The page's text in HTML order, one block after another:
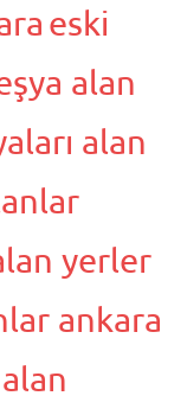
eski
alan
alan
yerler
ankara